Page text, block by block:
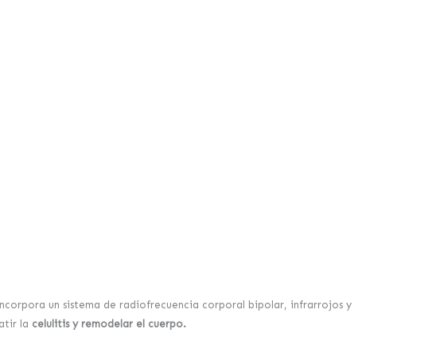
un sistema de radiofrecuencia corporal bipolar, infrarrojos y
la celulitis y remodelar el cuerpo.